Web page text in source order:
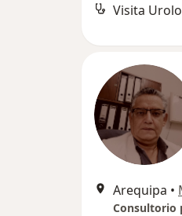
Visita
Arequipa •
Consultorio